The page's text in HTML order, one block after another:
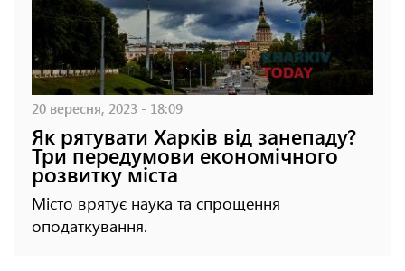
20 вересня, 2023 - 18:09
Як рятувати Харків від занепаду?
Три передумови економічного
розвитку міста
Місто врятує наука та спрощення
оподаткування.